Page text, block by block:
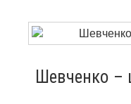
Шевченко –